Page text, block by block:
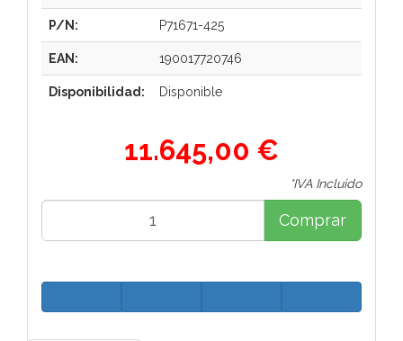
P/N: P71671-425
EAN: 190017720746
Disponibilidad: Disponible
11.645,00 €
*IVA Incluido
Comprar